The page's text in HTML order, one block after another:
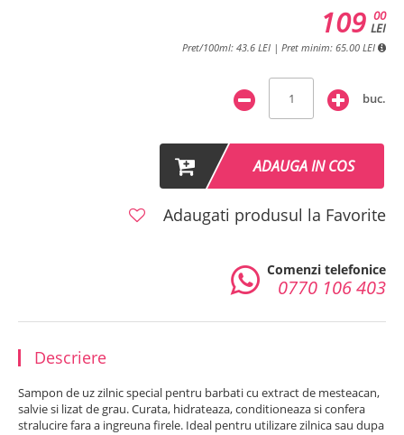
00
LEI
109
Pret/100ml: 43.6 LEI | Pret minim: 65.00 LEI
buc.
ADAUGA IN COS
Adaugati produsul la Favorite
Comenzi telefonice
0770 106 403
Descriere
Sampon de uz zilnic special pentru barbati cu extract de mesteacan,
salvie si lizat de grau. Curata, hidrateaza, conditioneaza si confera
stralucire fara a ingreuna firele. Ideal pentru utilizare zilnica sau dupa